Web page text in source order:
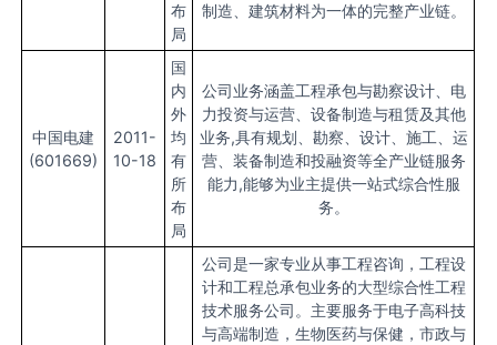
布
局
制造、建筑材料为一体的完整产业链。
中国电建
(601669)
2011-
10-18
国
内
外
均
有
所
布
局
公司业务涵盖工程承包与勘察设计、电
力投资与运营、设备制造与租赁及其他
业务,具有规划、勘察、设计、施工、运
营、装备制造和投融资等全产业链服务
能力,能够为业主提供一站式综合性服
务。
公司是一家专业从事工程咨询，工程设
计和工程总承包业务的大型综合性工程
技术服务公司。主要服务于电子高科技
与高端制造，生物医药与保健，市政与